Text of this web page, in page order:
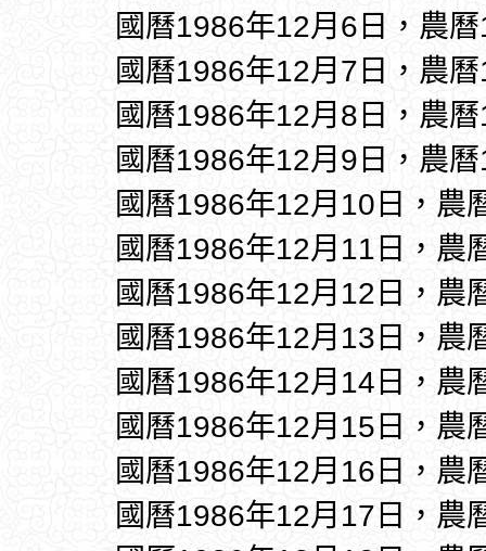
國曆1986年12月6日，農
國曆1986年12月7日，農
國曆1986年12月8日，農
國曆1986年12月9日，農
國曆1986年12月10日，農
國曆1986年12月11日，農
國曆1986年12月12日，農
國曆1986年12月13日，農
國曆1986年12月14日，農
國曆1986年12月15日，農
國曆1986年12月16日，農
國曆1986年12月17日，農